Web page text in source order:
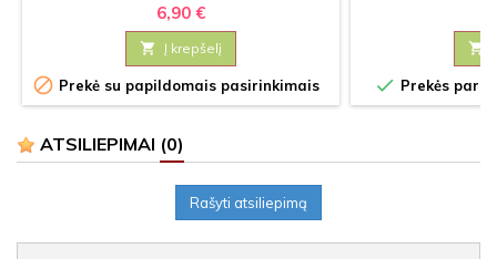
6,90 €
 Į krepšelį
 Prekė su papildomais pasirinkimais

 Prekės
ATSILIEPIMAI (0)
Rašyti atsiliepimą